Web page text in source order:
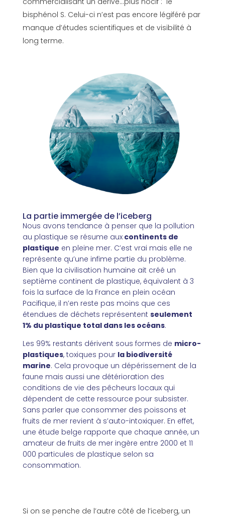
bisphénol S. Celui-ci n’est pas encore légiféré par
manque d’études scientifiques et de visibilité à
long terme.
La partie immergée de l’iceberg
Nous avons tendance à penser que la pollution
au plastique se résume auxcontinents de
plastique en pleine mer. C’est vrai mais elle ne
représente qu’une infime partie du problème.
Bien que la civilisation humaine ait créé un
septième continent de plastique, équivalent à 3
fois la surface de la France en plein océan
Pacifique, il n’en reste pas moins que ces
étendues de déchets représentent seulement
1% du plastique total dans les océans.
Les 99% restants dérivent sous formes de micro-
plastiques, toxiques pour la biodiversité
marine. Cela provoque un dépérissement de la
faune mais aussi une détérioration des
conditions de vie des pêcheurs locaux qui
dépendent de cette ressource pour subsister.
Sans parler que consommer des poissons et
fruits de mer revient à s’auto-intoxiquer. En effet,
une étude belge rapporte que chaque année, un
amateur de fruits de mer ingère entre 2000 et 11
000 particules de plastique selon sa
consommation.
Si on se penche de l’autre côté de l’iceberg, un